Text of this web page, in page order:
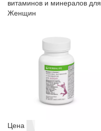
витаминов и минералов для
Женщин
Цена